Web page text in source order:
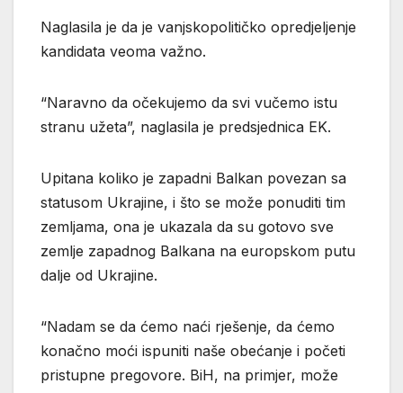
Naglasila je da je vanjskopolitičko opredjeljenje
kandidata veoma važno.
“Naravno da očekujemo da svi vučemo istu
stranu užeta”, naglasila je predsjednica EK.
Upitana koliko je zapadni Balkan povezan sa
statusom Ukrajine, i što se može ponuditi tim
zemljama, ona je ukazala da su gotovo sve
zemlje zapadnog Balkana na europskom putu
dalje od Ukrajine.
“Nadam se da ćemo naći rješenje, da ćemo
konačno moći ispuniti naše obećanje i početi
pristupne pregovore. BiH, na primjer, može